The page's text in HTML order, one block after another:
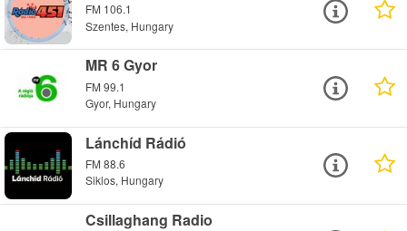
FM 106.1
Szentes, Hungary
MR 6 Gyor
FM 99.1
Gyor, Hungary
Lánchíd Rádió
FM 88.6
Siklos, Hungary
Csillaghang Radio